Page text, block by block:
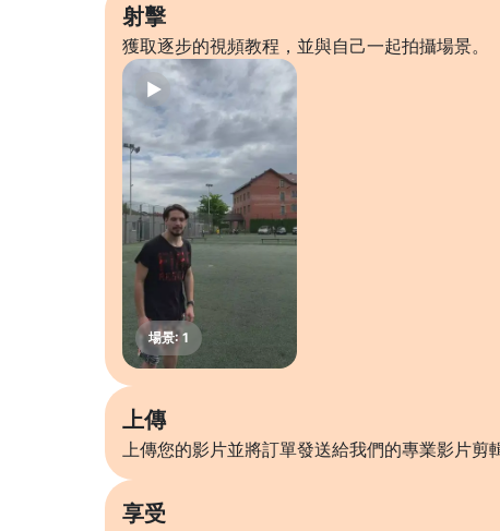
射擊
獲取逐步的視頻教程，並與自己一起拍攝場景。
上傳
上傳您的影片並將訂單發送給我們的專業影片剪
享受